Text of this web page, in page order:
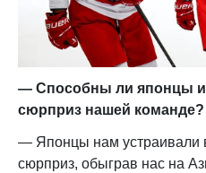
— Способны ли японцы и
сюрприз нашей команде?
— Японцы нам устраивали
сюрприз, обыграв нас на